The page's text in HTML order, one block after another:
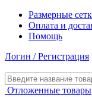
Размерные
Оплата и
Помощь
Логин / Регистрация
Отложенные товары